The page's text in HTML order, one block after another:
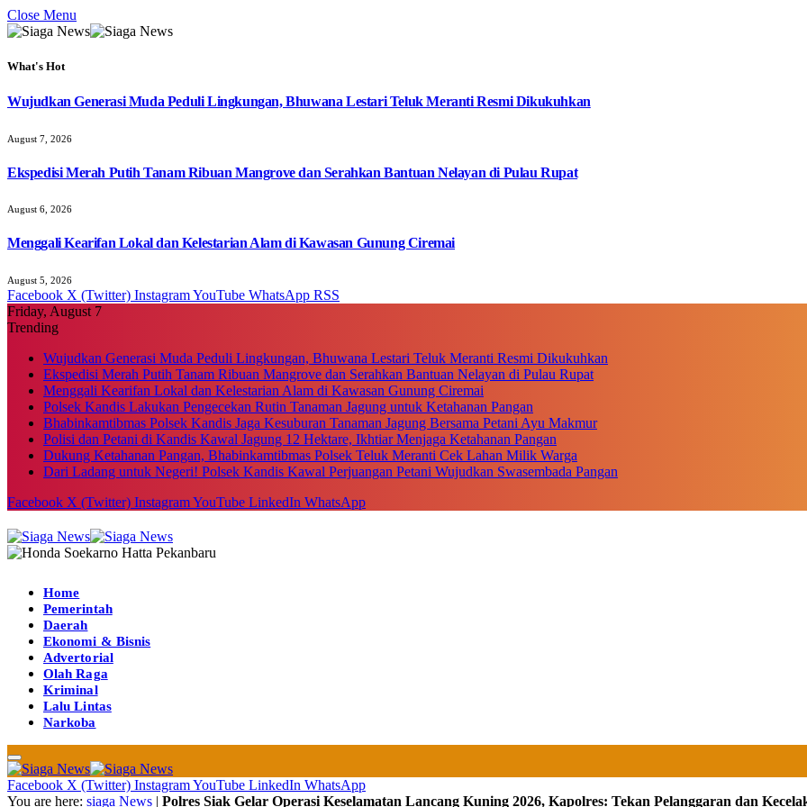
Close Menu
What's Hot
Wujudkan Generasi Muda Peduli Lingkungan, Bhuwana Lestari Teluk Meranti Resmi Dikukuhkan
August 7, 2026
Ekspedisi Merah Putih Tanam Ribuan Mangrove dan Serahkan Bantuan Nelayan di Pulau Rupat
August 6, 2026
Menggali Kearifan Lokal dan Kelestarian Alam di Kawasan Gunung Ciremai
August 5, 2026
Facebook X (Twitter) InstagramYouTube WhatsApp RSS
Friday, August 7
Trending
Wujudkan Generasi Muda Peduli Lingkungan, Bhuwana Lestari Teluk Meranti Resmi Dikukuhkan
Ekspedisi Merah Putih Tanam Ribuan Mangrove dan Serahkan Bantuan Nelayan di Pulau Rupat
Menggali Kearifan Lokal dan Kelestarian Alam di Kawasan Gunung Ciremai
Polsek Kandis Lakukan Pengecekan Rutin Tanaman Jagung untuk Ketahanan Pangan
Bhabinkamtibmas Polsek Kandis Jaga Kesuburan Tanaman Jagung Bersama Petani Ayu Makmur
Polisi dan Petani di Kandis Kawal Jagung 12 Hektare, Ikhtiar Menjaga Ketahanan Pangan
Dukung Ketahanan Pangan, Bhabinkamtibmas Polsek Teluk Meranti Cek Lahan Milik Warga
Dari Ladang untuk Negeri! Polsek Kandis Kawal Perjuangan Petani Wujudkan Swasembada Pangan
Facebook X (Twitter) InstagramYouTube LinkedIn WhatsApp
Home
Pemerintah
Daerah
Ekonomi & Bisnis
Advertorial
Olah Raga
Kriminal
Lalu Lintas
Narkoba
Facebook X (Twitter) InstagramYouTube LinkedIn WhatsApp
You are here: siaga News | Polres Siak Gelar Operasi Keselamatan Lancang Kuning 2026, Kapolres: Tekan Pelanggaran dan